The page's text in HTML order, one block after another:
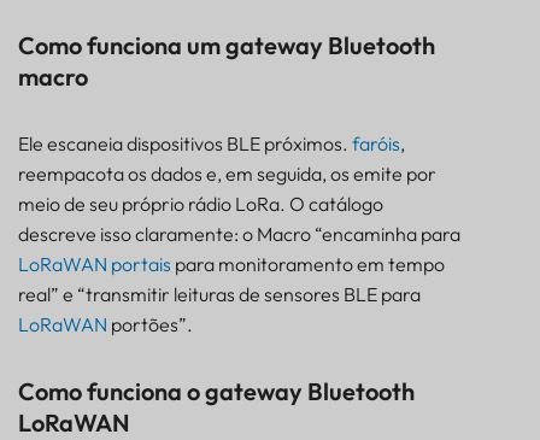
Como funciona um gateway Bluetooth
macro
Ele escaneia dispositivos BLE próximos. faróis,
reempacota os dados e, em seguida, os emite por
meio de seu próprio rádio LoRa. O catálogo
descreve isso claramente: o Macro “encaminha para
LoRaWAN portais para monitoramento em tempo
real” e “transmitir leituras de sensores BLE para
LoRaWAN portões”.
Como funciona o gateway Bluetooth
LoRaWAN